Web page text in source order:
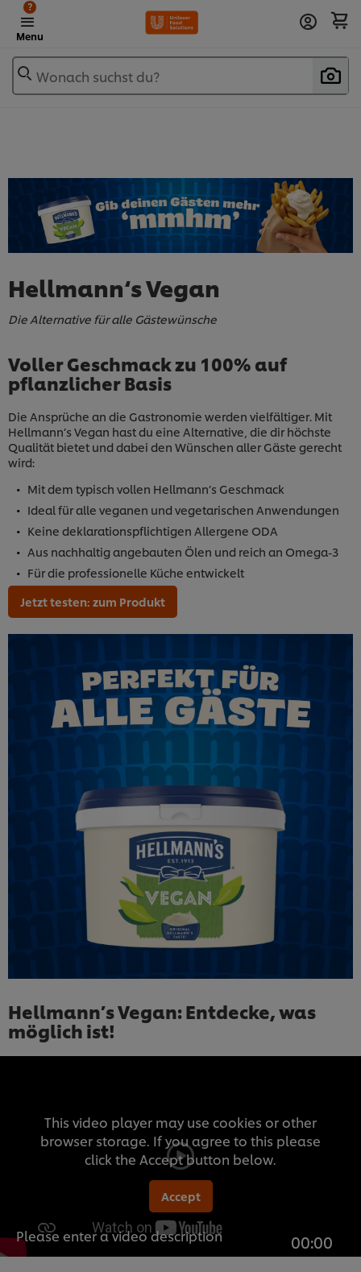
Menu
?
Wonach suchst du?
Hellmann‘s Vegan
Die Alternative für alle Gästewünsche
Voller Geschmack zu 100% auf
pflanzlicher Basis
Die Ansprüche an die Gastronomie werden vielfältiger. Mit
Hellmann’s Vegan hast du eine Alternative, die dir höchste
Qualität bietet und dabei den Wünschen aller Gäste gerecht
wird:
Mit dem typisch vollen Hellmann’s Geschmack
Ideal für alle veganen und vegetarischen Anwendungen
Keine deklarationspflichtigen Allergene ODA
Aus nachhaltig angebauten Ölen und reich an Omega-3
Für die professionelle Küche entwickelt
Jetzt testen: zum Produkt
Hellmann’s Vegan: Entdecke, was
möglich ist!
This video player may use cookies or other
browser storage. If you agree to this please
click the Accept button below.
Accept
Please enter a video description 00:00